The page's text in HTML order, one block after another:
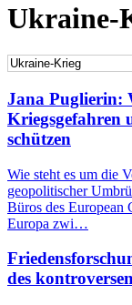
Ukraine-
Jana Puglierin:
Kriegsgefahren
schützen
Wie steht es um die
geopolitischer
Büros des European
Europa zwi…
des